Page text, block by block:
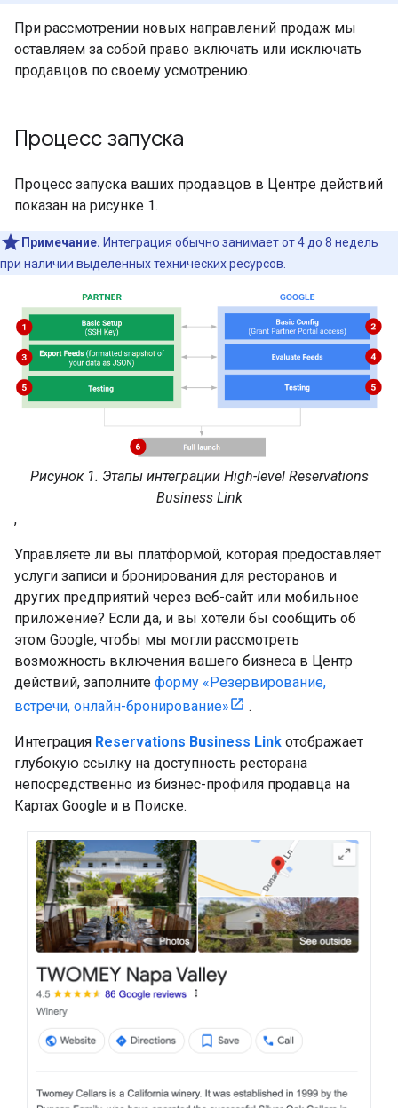
При рассмотрении новых направлений продаж мы
оставляем за собой право включать или исключать
продавцов по своему усмотрению.
Процесс запуска
Процесс запуска ваших продавцов в Центре действий
показан на рисунке 1.
Примечание. Интеграция обычно занимает от 4 до 8 недель
при наличии выделенных технических ресурсов.
Рисунок 1. Этапы интеграции High-level Reservations
Business Link
,
Управляете ли вы платформой, которая предоставляет
услуги записи и бронирования для ресторанов и
других предприятий через веб-сайт или мобильное
приложение? Если да, и вы хотели бы сообщить об
этом Google, чтобы мы могли рассмотреть
возможность включения вашего бизнеса в Центр
действий, заполните форму «Резервирование,
встречи, онлайн-бронирование»
.
Интеграция Reservations Business Link отображает
глубокую ссылку на доступность ресторана
непосредственно из бизнес-профиля продавца на
Картах Google и в Поиске.